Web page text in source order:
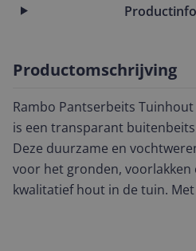
Productomschrijving
Rambo Pantserbeits
is een transparant
Deze duurzame en
voor het gronden, voorlakken
kwalitatief hout in de tuin.